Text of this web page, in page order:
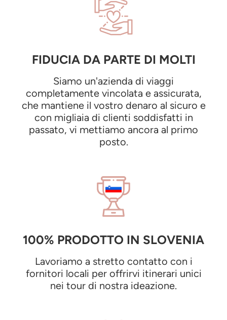
FIDUCIA DA PARTE DI MOLTI
Siamo un'azienda di viaggi
completamente vincolata e assicurata,
che mantiene il vostro denaro al sicuro e
con migliaia di clienti soddisfatti in
passato, vi mettiamo ancora al primo
posto.
100% PRODOTTO IN SLOVENIA
Lavoriamo a stretto contatto con i
fornitori locali per offrirvi itinerari unici
nei tour di nostra ideazione.